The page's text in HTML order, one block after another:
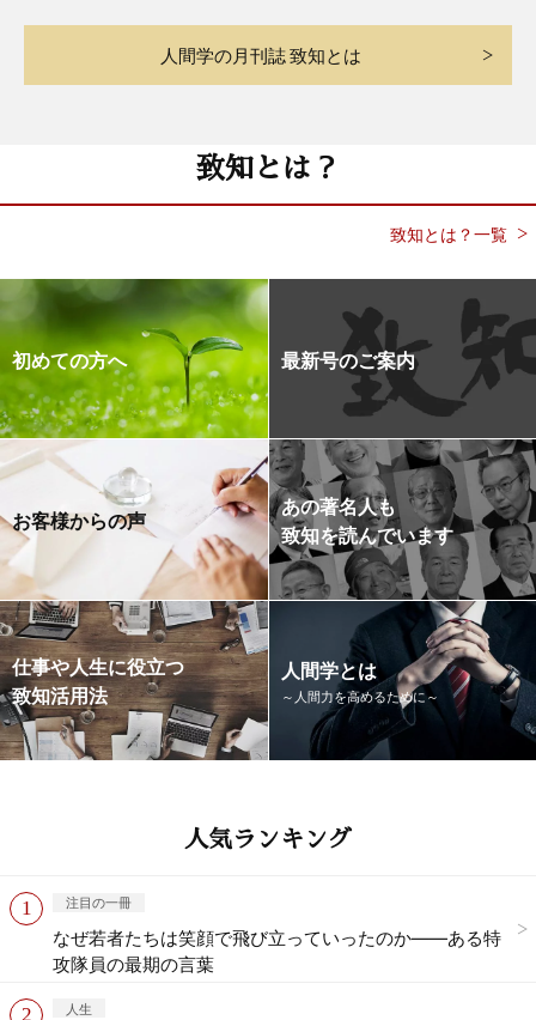
人間学の月刊誌 致知とは
致知とは？
致知とは？一覧
初めての方へ 最新号のご案内
お客様からの声
あの著名人も
致知を読んでいます
仕事や人生に役立つ
致知活用法
人間学とは
～人間力を高めるために～
人気ランキング
注目の一冊
なぜ若者たちは笑顔で飛び立っていったのか——ある特
攻隊員の最期の言葉
人生